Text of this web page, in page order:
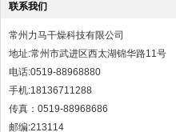
联系我们
常州力马干燥科技有限公司
地址:常州市武进区西太湖锦华路11号
电话:0519-88968880
手机:18136711288
传真：0519-88968686
邮编:213114